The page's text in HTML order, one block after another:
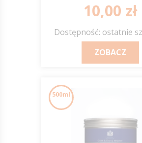
10,00 zł
Dostępność: ostatnie
ZOBACZ
500ml